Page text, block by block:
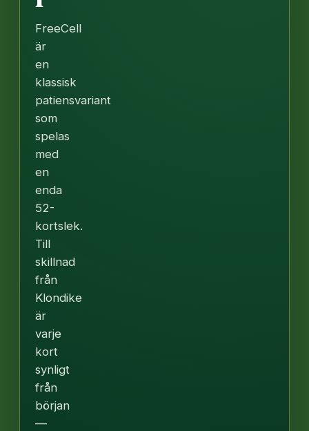
FreeCell
är
en
klassisk
patiensvariant
som
spelas
med
en
enda
52-
kortslek.
Till
skillnad
från
Klondike
är
varje
kort
synligt
från
början
—